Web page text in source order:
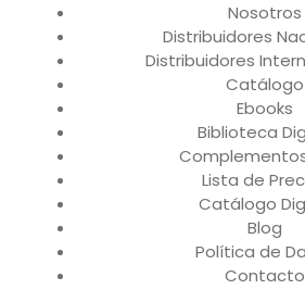
Nosotros
Distribuidores
Distribuidores
Catálogo
Ebooks
Biblioteca
Lista de
Catálogo
Blog
Política de
Contacto